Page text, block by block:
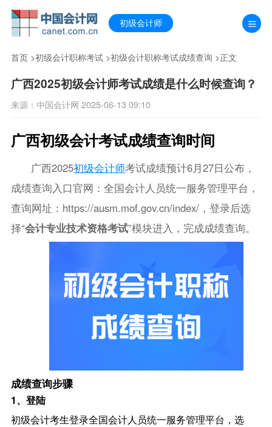
初级会计师
首页>初级会计职称考试>初级会计职称考试成绩查询 >正文
广西2025初级会计师考试成绩是什么时候查询？
来源：中国会计网 2025-06-13 09:10
广西初级会计考试成绩查询时间
广西2025初级会计师考试成绩预计6月27日公布，
成绩查询入口官网：全国会计人员统一服务管理平台，
查询网址：https://ausm.mof.gov.cn/index/，登录后选
择“会计专业技术资格考试”模块进入，完成成绩查询。
成绩查询步骤
1、登陆
初级会计考生登录全国会计人员统一服务管理平台，选